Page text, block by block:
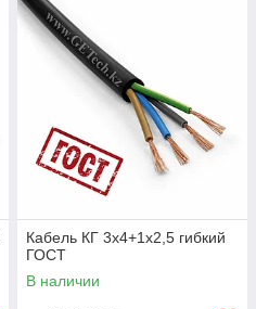
Кабель КГ 3х4+1х2,5 гибкий
ГОСТ
В наличии